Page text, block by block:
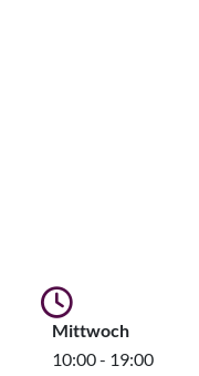
Mittwoch
10:00 - 19:00